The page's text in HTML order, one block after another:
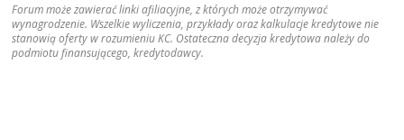
Forum może zawierać linki afiliacyjne, z których może otrzymywać
wynagrodzenie. Wszelkie wyliczenia, przykłady oraz kalkulacje kredytowe nie
stanowią oferty w rozumieniu KC. Ostateczna decyzja kredytowa należy do
podmiotu finansującego, kredytodawcy.